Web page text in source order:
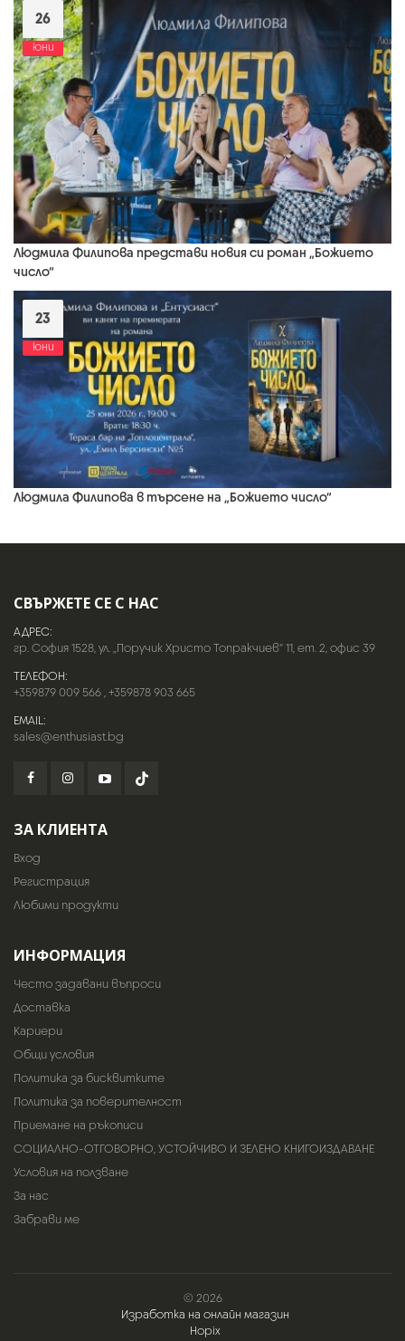
26
юни
Людмила Филипова представи новия си роман „Божието
число“
23
юни
Людмила Филипова в търсене на „Божието число“
СВЪРЖЕТЕ СЕ С НАС
АДРЕС:
гр. София 1528, ул. „Поручик Христо Топракчиев“ 11, ет. 2, офис 39
ТЕЛЕФОН:
+359879 009 566,+359878 903 665
EMAIL:
sales@enthusiast.bg
ЗА КЛИЕНТА
Вход
Регистрация
Любими продукти
ИНФОРМАЦИЯ
Често задавани въпроси
Доставка
Кариери
Общи условия
Политика за бисквитките
Политика за поверителност
Приемане на ръкописи
СОЦИАЛНО-ОТГОВОРНО, УСТОЙЧИВО И ЗЕЛЕНО КНИГОИЗДАВАНЕ
Условия на ползване
За нас
Забрави ме
© 2026
Изработка на онлайн магазин
Hopix